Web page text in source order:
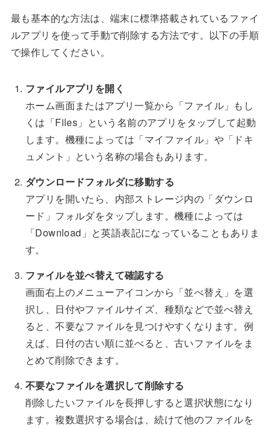
最も基本的な方法は、端末に標準搭載されているファイ
ルアプリを使って手動で削除する方法です。以下の手順
で操作してください。
ファイルアプリを開く
ホーム画面またはアプリ一覧から「ファイル」もし
くは「Files」という名前のアプリをタップして起動
します。機種によっては「マイファイル」や「ドキ
ュメント」という名称の場合もあります。
ダウンロードフォルダに移動する
アプリを開いたら、内部ストレージ内の「ダウンロ
ード」フォルダをタップします。機種によっては
「Download」と英語表記になっていることもありま
す。
ファイルを並べ替えて確認する
画面右上のメニューアイコンから「並べ替え」を選
択し、日付やファイルサイズ、種類などで並べ替え
ると、不要なファイルを見つけやすくなります。例
えば、日付の古い順に並べると、古いファイルをま
とめて削除できます。
不要なファイルを選択して削除する
削除したいファイルを長押しすると選択状態になり
ます。複数選択する場合は、続けて他のファイルを